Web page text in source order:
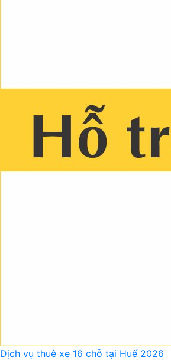
Dịch vụ thuê xe 16 chỗ tại Huế 2026